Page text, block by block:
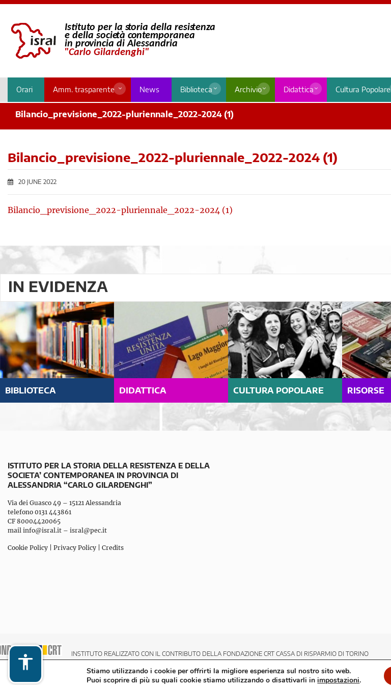
Orari Amm. trasparente News Biblioteca Archivio Didattica Cultura Popolare
Bilancio_previsione_2022-pluriennale_2022-2024 (1)
Bilancio_previsione_2022-pluriennale_2022-2024 (1)
20 JUNE 2022
Bilancio_previsione_2022-pluriennale_2022-2024 (1)
IN EVIDENZA
BIBLIOTECA DIDATTICA CULTURA POPOLARE RISORSE
ISTITUTO PER LA STORIA DELLA RESISTENZA E DELLA
SOCIETA’ CONTEMPORANEA IN PROVINCIA DI
ALESSANDRIA “CARLO GILARDENGHI”
Via dei Guasco 49 – 15121 Alessandria
telefono 0131 443861
CF 80004420065
mail info@isral.it – isral@pec.it
Cookie Policy Privacy Policy Credits
INSTITUTO REALIZZATO CON IL CONTRIBUTO DELLA FONDAZIONE CRT CASSA DI RISPARMIO DI TORINO
Stiamo utilizzando i cookie per offrirti la migliore esperienza sul nostro sito web.
Puoi scoprire di più su quali cookie stiamo utilizzando o disattivarli inimpostazioni.